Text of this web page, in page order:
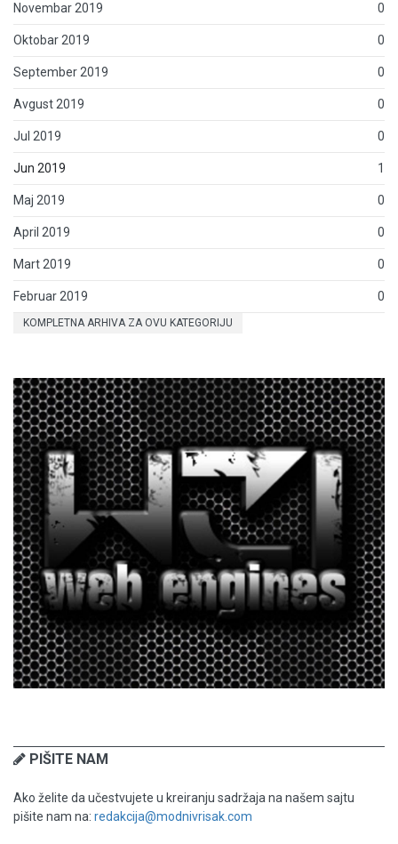
Novembar 2019 0
Oktobar 2019 0
September 2019 0
Avgust 2019 0
Jul 2019 0
Jun 2019 1
Maj 2019 0
April 2019 0
Mart 2019 0
Februar 2019 0
KOMPLETNA ARHIVA ZA OVU KATEGORIJU
PIŠITE NAM
Ako želite da učestvujete u kreiranju sadržaja na našem sajtu
pišite nam na: redakcija@modnivrisak.com